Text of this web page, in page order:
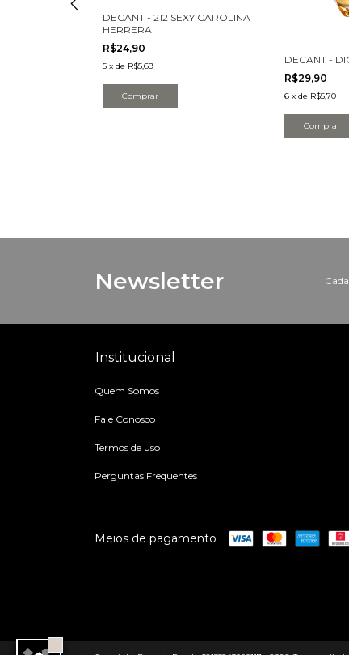
DECANT - 212 SEXY CAROLINA
HERRERA
R$24,90
5 x de R$5,69
Comprar
DECANT -
R$29,90
6 x de R$5,70
Comprar
Newsletter
Institucional
Quem Somos
Fale Conosco
Termos de uso
Perguntas Frequentes
Meios de pagamento